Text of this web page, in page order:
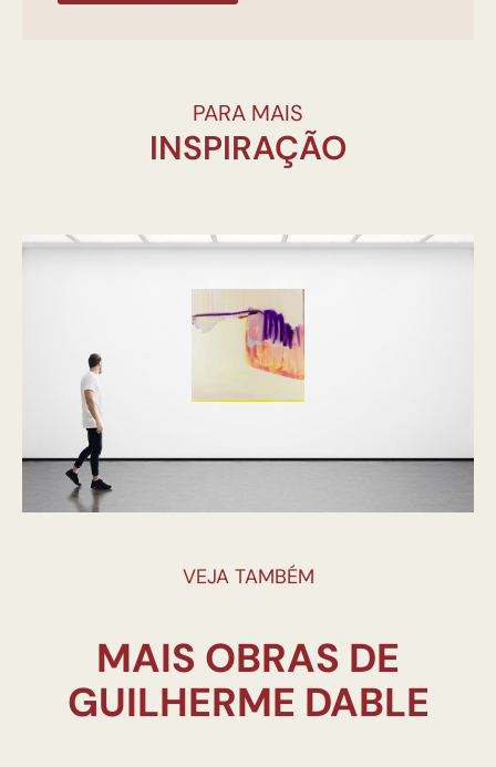
PARA MAIS
INSPIRAÇÃO
VEJA TAMBÉM
MAIS OBRAS DE